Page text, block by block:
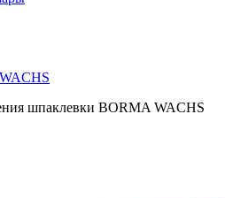
шпаклевки BORMA WACHS